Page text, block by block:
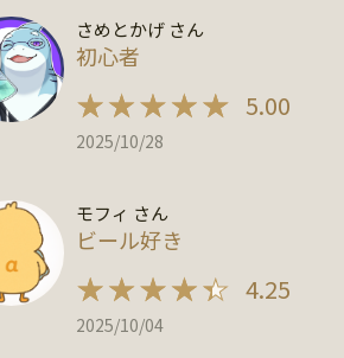
さめとかげ さん
初心者
5.00
2025/10/28
モフィ さん
ビール好き
4.25
2025/10/04